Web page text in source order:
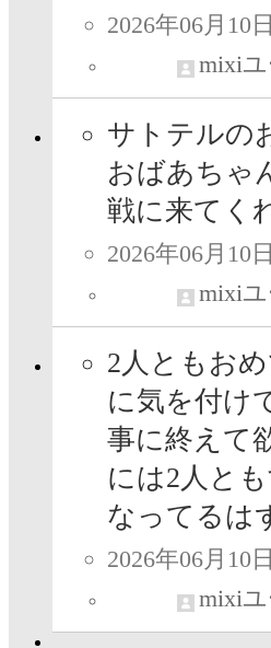
2026年06月10
mixi
サトテルの
おばあちゃ
戦に来てく
2026年06月10
mixi
2人ともお
に気を付け
事に終えて
には2人と
なってるは
2026年06月10
mixi